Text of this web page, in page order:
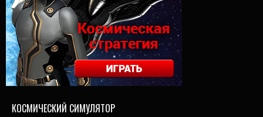
КОСМИЧЕСКИЙ СИМУЛЯТОР